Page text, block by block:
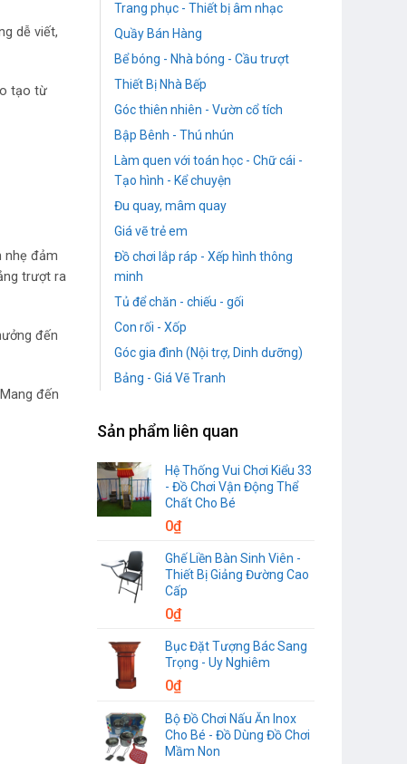
dễ viết,
tạo từ
nhẹ đảm
trượt ra
đến
đến
Trang phục - Thiết bị âm nhạc
Quầy Bán Hàng
Bể bóng - Nhà bóng - Cầu trượt
Thiết Bị Nhà Bếp
Góc thiên nhiên - Vườn cổ tích
Bập Bênh - Thú nhún
Làm quen với toán học - Chữ cái -
Tạo hình - Kể chuyện
Đu quay, mâm quay
Giá vẽ trẻ em
Đồ chơi lắp ráp - Xếp hình thông
minh
Tủ để chăn - chiếu - gối
Con rối - Xốp
Góc gia đình (Nội trợ, Dinh dưỡng)
Bảng - Giá Vẽ Tranh
Sản phẩm liên quan
Hệ Thống Vui Chơi Kiểu 33
- Đồ Chơi Vận Động Thể
Chất Cho Bé
0₫
Ghế Liền Bàn Sinh Viên -
Thiết Bị Giảng Đường Cao
Cấp
0₫
Bục Đặt Tượng Bác Sang
Trọng - Uy Nghiêm
0₫
Bộ Đồ Chơi Nấu Ăn Inox
Cho Bé - Đồ Dùng Đồ Chơi
Mầm Non